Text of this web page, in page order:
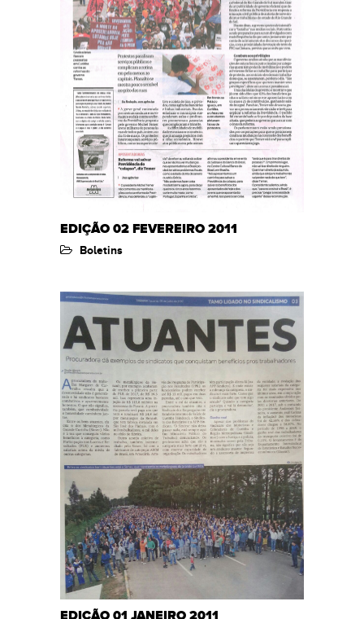
EDIÇÃO 02 FEVEREIRO 2011
Boletins
EDIÇÃO 01 JANEIRO 2011